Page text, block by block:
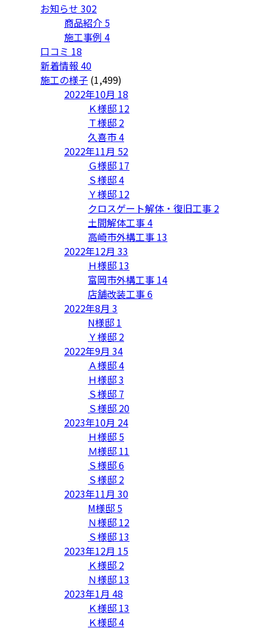
お知らせ 302
商品紹介 5
施工事例 4
口コミ 18
新着情報 40
施工の様子 (1,499)
2022年10月 18
Ｋ様邸 12
Ｔ様邸 2
久喜市4
2022年11月 52
Ｇ様邸 17
Ｓ様邸4
Ｙ様邸 12
クロスゲート解体・復旧工事 2
土間解体工事4
高崎市外構工事 13
2022年12月 33
Ｈ様邸 13
富岡市外構工事 14
店舗改装工事6
2022年8月 3
N様邸 1
Ｙ様邸 2
2022年9月 34
Ａ様邸4
Ｈ様邸3
Ｓ様邸 7
Ｓ様邸 20
2023年10月 24
Ｈ様邸 5
Ｍ様邸 11
Ｓ様邸6
Ｓ様邸 2
2023年11月 30
M様邸 5
Ｎ様邸 12
Ｓ様邸 13
2023年12月 15
Ｋ様邸 2
Ｎ様邸 13
2023年1月 48
Ｋ様邸 13
Ｋ様邸4